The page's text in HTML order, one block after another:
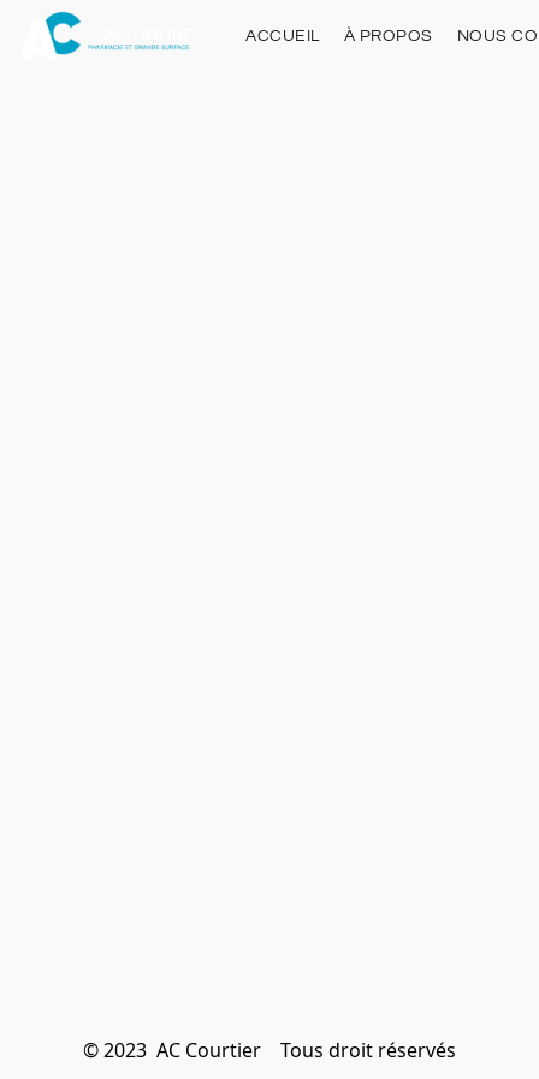
ACCUEIL À PROPOS NOUS
© 2023  AC Courtier    Tous droit réservés